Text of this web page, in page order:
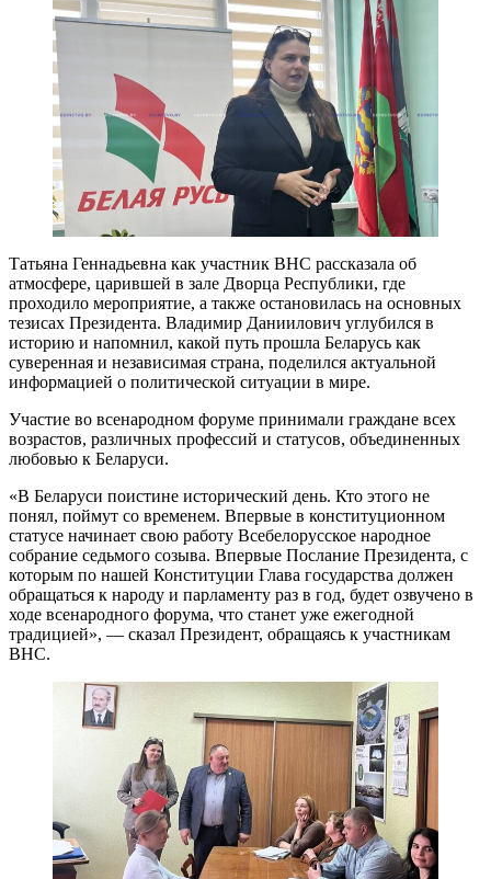
Татьяна Геннадьевна как участник ВНС рассказала об
атмосфере, царившей в зале Дворца Республики, где
проходило мероприятие, а также остановилась на основных
тезисах Президента. Владимир Даниилович углубился в
историю и напомнил, какой путь прошла Беларусь как
суверенная и независимая страна, поделился актуальной
информацией о политической ситуации в мире.
Участие во всенародном форуме принимали граждане всех
возрастов, различных профессий и статусов, объединенных
любовью к Беларуси.
«В Беларуси поистине исторический день. Кто этого не
понял, поймут со временем. Впервые в конституционном
статусе начинает свою работу Всебелорусское народное
собрание седьмого созыва. Впервые Послание Президента, с
которым по нашей Конституции Глава государства должен
обращаться к народу и парламенту раз в год, будет озвучено в
ходе всенародного форума, что станет уже ежегодной
традицией», — сказал Президент, обращаясь к участникам
ВНС.